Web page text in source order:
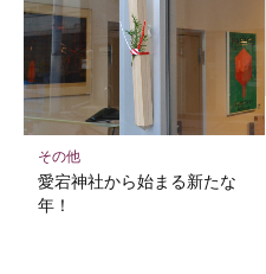
その他
愛宕神社から始まる新たな
年！